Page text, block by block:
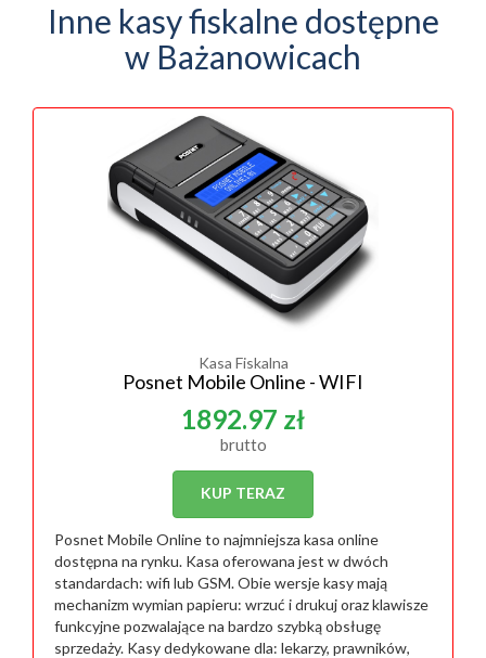
Inne kasy fiskalne dostępne
w Bażanowicach
Kasa Fiskalna
Posnet Mobile Online - WIFI
1892.97 zł
brutto
KUP TERAZ
Posnet Mobile Online to najmniejsza kasa online
dostępna na rynku. Kasa oferowana jest w dwóch
standardach: wifi lub GSM. Obie wersje kasy mają
mechanizm wymian papieru: wrzuć i drukuj oraz klawisze
funkcyjne pozwalające na bardzo szybką obsługę
sprzedaży. Kasy dedykowane dla: lekarzy, prawników,